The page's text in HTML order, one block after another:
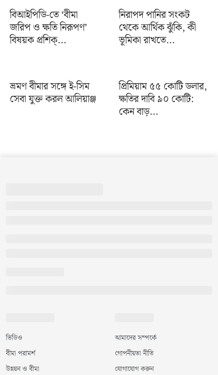
বিআইপিডি-তে ‘বীমা
জরিপ ও ক্ষতি নিরূপণ’
বিষয়ক প্রশিক্...
নিরাপদ পানির সংকট
থেকে আর্থিক ঝুঁকি, কী
ভূমিকা রাখতে...
ভ্রমণ বীমার সঙ্গে ই-সিম
সেবা যুক্ত করল আলিয়াঞ্জ
প্রিমিয়াম ৫৫ কোটি ডলার,
ক্ষতির দাবি ৯০ কোটি:
কেন বাড়...
ভিডিও
বীমা পরামর্শ
উন্নয়ন ও বীমা
আমাদের সম্পর্কে
গোপনীয়তা নীতি
যোগাযোগ করুন